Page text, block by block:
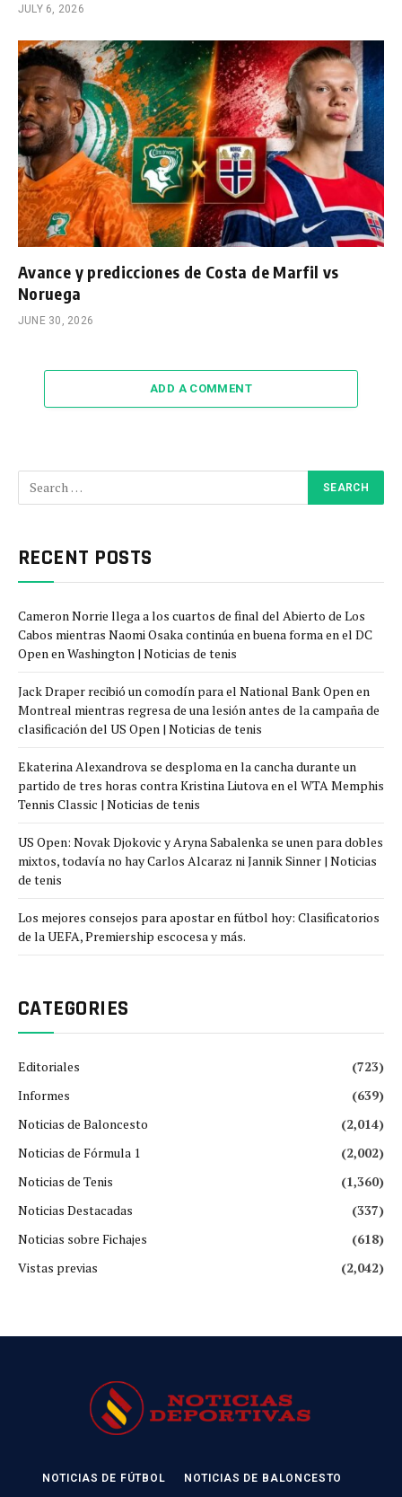
JULY 6, 2026
Avance y predicciones de Costa de Marfil vs
Noruega
JUNE 30, 2026
ADD A COMMENT
RECENT POSTS
Cameron Norrie llega a los cuartos de final del Abierto de Los
Cabos mientras Naomi Osaka continúa en buena forma en el DC
Open en Washington | Noticias de tenis
Jack Draper recibió un comodín para el National Bank Open en
Montreal mientras regresa de una lesión antes de la campaña de
clasificación del US Open | Noticias de tenis
Ekaterina Alexandrova se desploma en la cancha durante un
partido de tres horas contra Kristina Liutova en el WTA Memphis
Tennis Classic | Noticias de tenis
US Open: Novak Djokovic y Aryna Sabalenka se unen para dobles
mixtos, todavía no hay Carlos Alcaraz ni Jannik Sinner | Noticias
de tenis
Los mejores consejos para apostar en fútbol hoy: Clasificatorios
de la UEFA, Premiership escocesa y más.
CATEGORIES
Editoriales
(723)
Informes
(639)
Noticias de Baloncesto
(2,014)
Noticias de Fórmula 1
(2,002)
Noticias de Tenis
(1,360)
Noticias Destacadas
(337)
Noticias sobre Fichajes
(618)
Vistas previas
(2,042)
NOTICIAS DE FÚTBOL NOTICIAS DE BALONCESTO